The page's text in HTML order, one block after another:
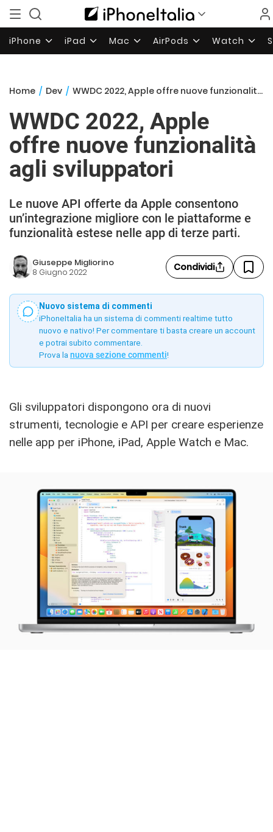
iPhone iPad Mac AirPods Watch
Home / Dev / WWDC 2022, Apple offre nuove funzionalità agli sviluppatori
WWDC 2022, Apple
offre nuove funzionalità
agli sviluppatori
Le nuove API offerte da Apple consentono
un’integrazione migliore con le piattaforme e
funzionalità estese nelle app di terze parti.
Giuseppe Migliorino
8 Giugno 2022 Condividi
Nuovo sistema di commenti
iPhoneItalia ha un sistema di commenti realtime tutto
nuovo e nativo! Per commentare ti basta creare un account
e potrai subito commentare.
Prova la nuova sezione commenti!
Gli sviluppatori dispongono ora di nuovi
strumenti, tecnologie e API per creare esperienze
nelle app per iPhone, iPad, Apple Watch e Mac.